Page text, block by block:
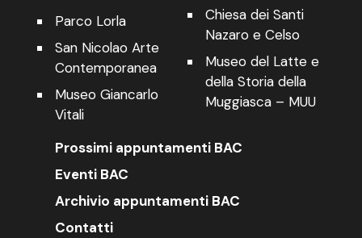
Parco Lorla
San Nicolao Arte
Contemporanea
Museo Giancarlo
Vitali
Chiesa dei Santi
Nazaro e Celso
Museo del Latte e
della Storia della
Muggiasca – MUU
Prossimi appuntamenti BAC
Eventi BAC
Archivio appuntamenti BAC
Contatti